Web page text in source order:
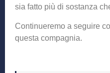
sia fatto più di sostanza
Continueremo a seguire
questa compagnia.